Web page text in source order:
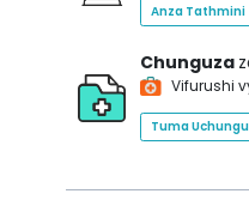
Anza Tathmini
Chunguza
Vifurushi
Tuma